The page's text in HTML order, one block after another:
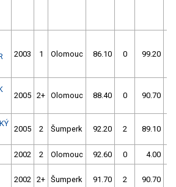
2003 1 Olomouc 86.10 0 99.20
2005 2+ Olomouc 88.40 0 90.70
2005 2 Šumperk 92.20 2 89.10
2002 2 Olomouc 92.60 0 4.00
2002 2+ Šumperk 91.70 2 90.70